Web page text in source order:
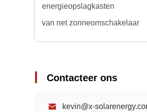
energieopslagkasten
van net zonneomschakelaar
Contacteer ons
kevin@x-